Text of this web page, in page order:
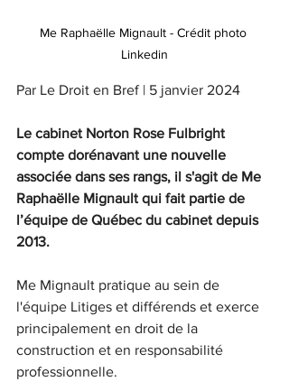
Me Raphaëlle Mignault - Crédit photo
Linkedin
Par Le Droit en Bref | 5 janvier 2024
Le cabinet Norton Rose Fulbright
compte dorénavant une nouvelle
associée dans ses rangs, il s'agit de Me
Raphaëlle Mignault qui fait partie de
l’équipe de Québec du cabinet depuis
2013.
Me Mignault pratique au sein de
l'équipe Litiges et différends et exerce
principalement en droit de la
construction et en responsabilité
professionnelle.